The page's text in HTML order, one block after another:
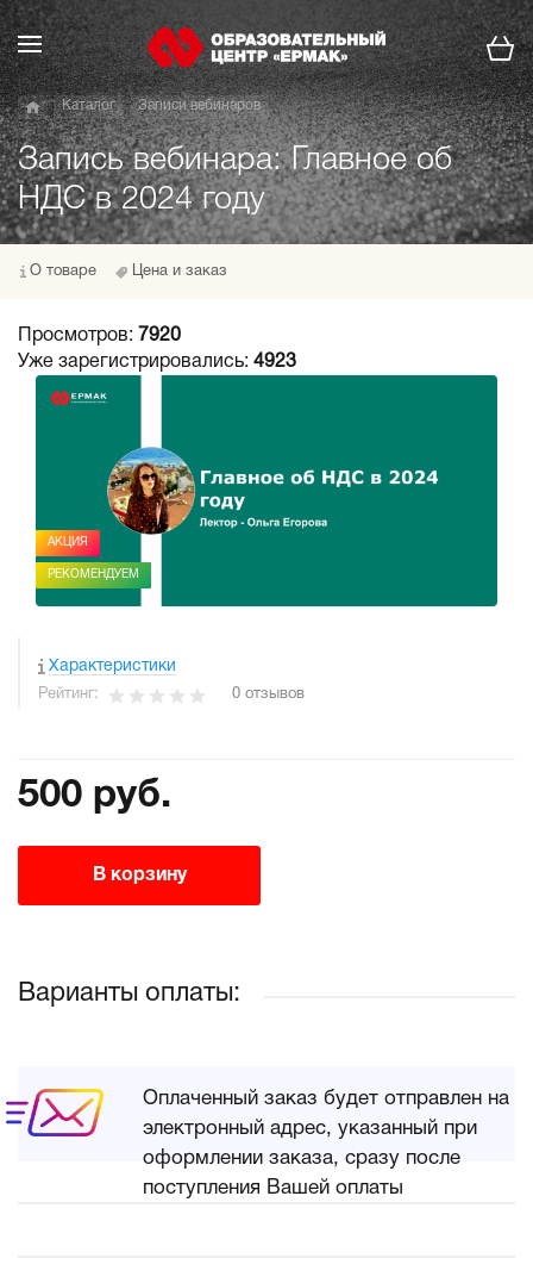
Каталог Записи вебинаров
Запись вебинара: Главное об
НДС в 2024 году
О товаре Цена и заказ
Просмотров: 7920
Уже зарегистрировались: 4923
АКЦИЯ
РЕКОМЕНДУЕМ
Характеристики
Рейтинг: 0 отзывов
500 руб.
В корзину
Варианты оплаты:
Оплаченный заказ будет отправлен на
электронный адрес, указанный при
оформлении заказа, сразу после
поступления Вашей оплаты